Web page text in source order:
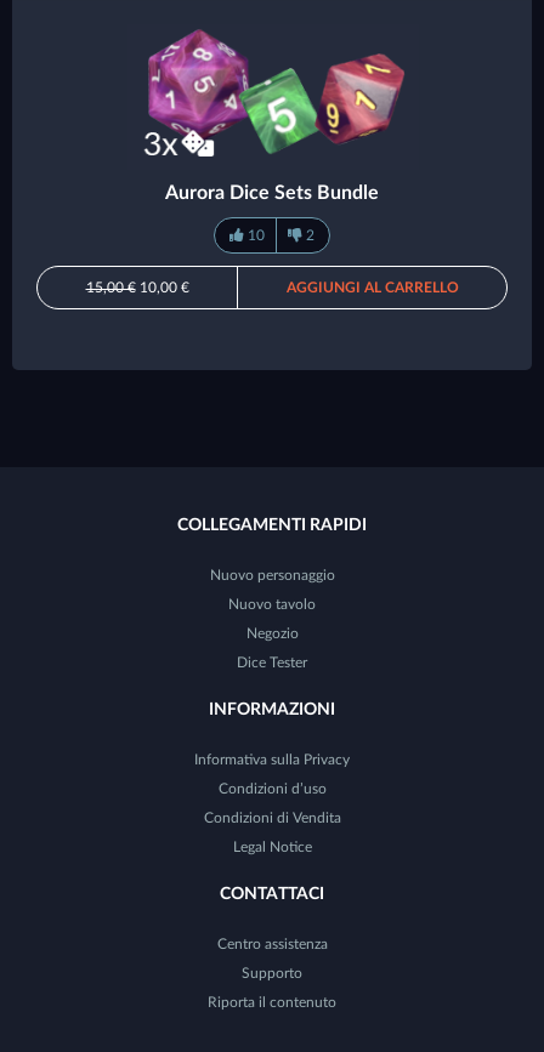
Aurora Dice Sets Bundle
10 2
15,00 €10,00 € AGGIUNGI AL CARRELLO
COLLEGAMENTI RAPIDI
Nuovo personaggio
Nuovo tavolo
Negozio
Dice Tester
INFORMAZIONI
Informativa sulla Privacy
Condizioni d’uso
Condizioni di Vendita
Legal Notice
CONTATTACI
Centro assistenza
Supporto
Riporta il contenuto